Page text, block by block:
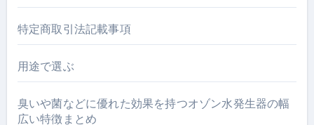
特定商取引法記載事項
用途で選ぶ
臭いや菌などに優れた効果を持つオゾン水発生器の幅
広い特徴まとめ